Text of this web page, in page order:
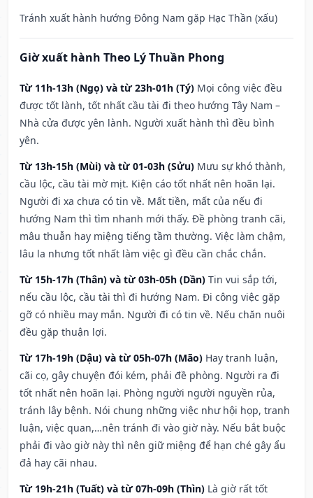
Tránh xuất hành hướng Đông Nam gặp Hạc Thần (xấu)
Giờ xuất hành Theo Lý Thuần Phong
Từ 11h-13h (Ngọ) và từ 23h-01h (Tý) Mọi công việc đều
được tốt lành, tốt nhất cầu tài đi theo hướng Tây Nam –
Nhà cửa được yên lành. Người xuất hành thì đều bình
yên.
Từ 13h-15h (Mùi) và từ 01-03h (Sửu) Mưu sự khó thành,
cầu lộc, cầu tài mờ mịt. Kiện cáo tốt nhất nên hoãn lại.
Người đi xa chưa có tin về. Mất tiền, mất của nếu đi
hướng Nam thì tìm nhanh mới thấy. Đề phòng tranh cãi,
mâu thuẫn hay miệng tiếng tầm thường. Việc làm chậm,
lâu la nhưng tốt nhất làm việc gì đều cần chắc chắn.
Từ 15h-17h (Thân) và từ 03h-05h (Dần) Tin vui sắp tới,
nếu cầu lộc, cầu tài thì đi hướng Nam. Đi công việc gặp
gỡ có nhiều may mắn. Người đi có tin về. Nếu chăn nuôi
đều gặp thuận lợi.
Từ 17h-19h (Dậu) và từ 05h-07h (Mão) Hay tranh luận,
cãi cọ, gây chuyện đói kém, phải đề phòng. Người ra đi
tốt nhất nên hoãn lại. Phòng người người nguyền rủa,
tránh lây bệnh. Nói chung những việc như hội họp, tranh
luận, việc quan,…nên tránh đi vào giờ này. Nếu bắt buộc
phải đi vào giờ này thì nên giữ miệng để hạn ché gây ẩu
đả hay cãi nhau.
Từ 19h-21h (Tuất) và từ 07h-09h (Thìn) Là giờ rất tốt